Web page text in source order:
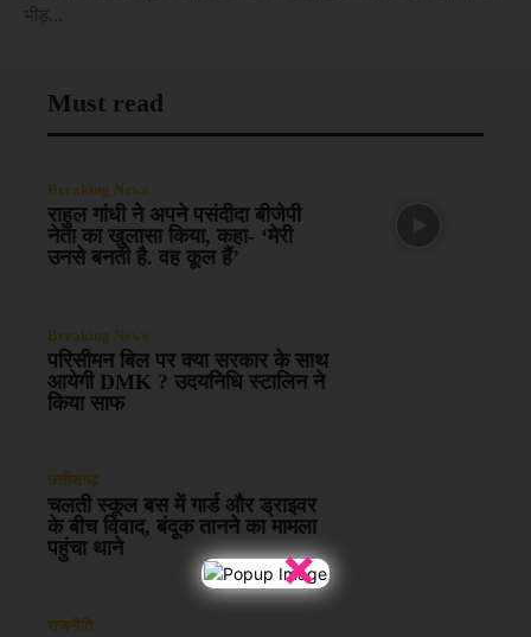
×
Must read
Breaking News
राहुल गांधी ने अपने पसंदीदा बीजेपी
नेता का खुलासा किया, कहा- ‘मेरी
उनसे बनती है. वह कूल हैं’
Breaking News
परिसीमन बिल पर क्या सरकार के साथ
आयेगी DMK ? उदयनिधि स्टालिन ने
किया साफ
छत्तीसगढ़
चलती स्कूल बस में गार्ड और ड्राइवर
के बीच विवाद, बंदूक तानने का मामला
पहुंचा थाने
राजनीति